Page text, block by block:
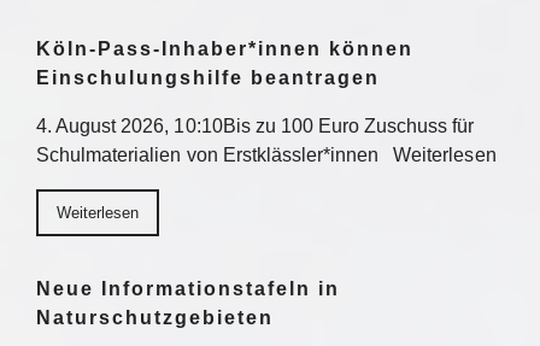
Köln-Pass-Inhaber*innen können
Einschulungshilfe beantragen
4. August 2026, 10:10Bis zu 100 Euro Zuschuss für
Schulmaterialien von Erstklässler*innen Weiterlesen
Weiterlesen
Neue Informationstafeln in
Naturschutzgebieten